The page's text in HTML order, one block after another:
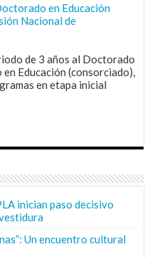
en Educación
Nacional de
de 3 años al Doctorado
Educación (consorciado),
en etapa inicial
inician paso decisivo
Un encuentro cultural